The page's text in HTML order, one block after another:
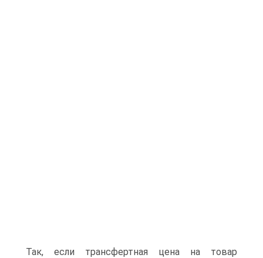
Так, если трансфертная цена на товар